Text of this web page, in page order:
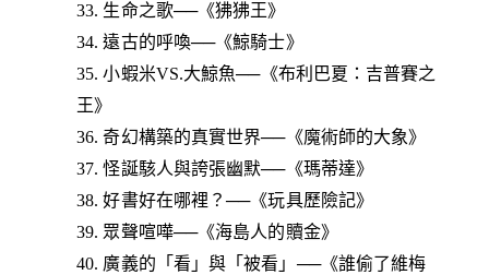
33. 生命之歌──《狒狒王》
34. 遠古的呼喚──《鯨騎士》
35. 小蝦米VS.大鯨魚──《布利巴夏：吉普賽之
王》
36. 奇幻構築的真實世界──《魔術師的大象》
37. 怪誕駭人與誇張幽默──《瑪蒂達》
38. 好書好在哪裡？──《玩具歷險記》
39. 眾聲喧嘩──《海島人的贖金》
40. 廣義的「看」與「被看」──《誰偷了維梅